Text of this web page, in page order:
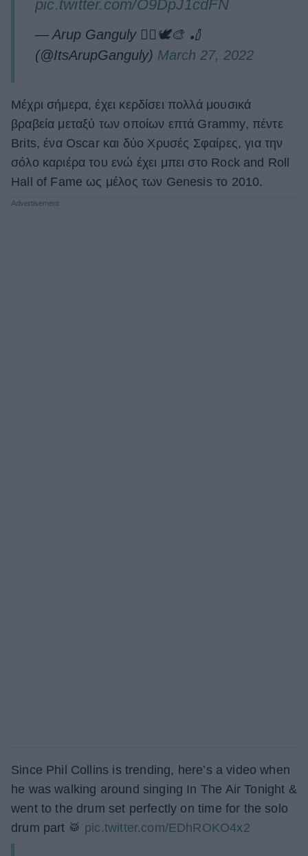
pic.twitter.com/O9DpJ1cdFN
— Arup Ganguly ✌🏽🕊🎨 🏏
(@ItsArupGanguly) March 27, 2022
Μέχρι σήμερα, έχει κερδίσει πολλά μουσικά
βραβεία μεταξύ των οποίων επτά Grammy, πέντε
Brits, ένα Oscar και δύο Χρυσές Σφαίρες, για την
σόλο καριέρα του ενώ έχει μπει στο Rock and Roll
Hall of Fame ως μέλος των Genesis το 2010.
Since Phil Collins is trending, here’s a video when
he was walking around singing In The Air Tonight &
went to the drum set perfectly on time for the solo
drum part 🥁 pic.twitter.com/EDhROKO4x2